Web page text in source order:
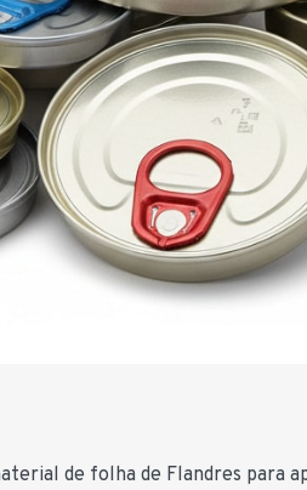
de folha de Flandres para